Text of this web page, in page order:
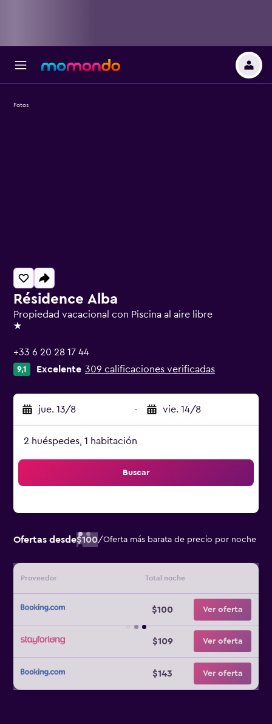
Résidence Alba
Propiedad vacacional con Piscina al aire libre
1 estrella
+33 6 20 28 17 44
9,1 Excelente 309 calificaciones verificadas
jue. 13/8 - vie. 14/8
2 huéspedes, 1 habitación
Buscar
Ofertas desde$100/Oferta más barata de precio por noche
Proveedor Total noche
$100 Ver oferta
$109 Ver oferta
$143 Ver oferta
Fotos